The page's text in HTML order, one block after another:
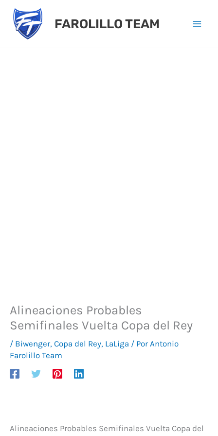
contenido
FAROLILLO TEAM
Alineaciones Probables
Semifinales Vuelta Copa del Rey
/ Biwenger, Copa del Rey, LaLiga / Por Antonio
Farolillo Team
Alineaciones Probables Semifinales Vuelta Copa del